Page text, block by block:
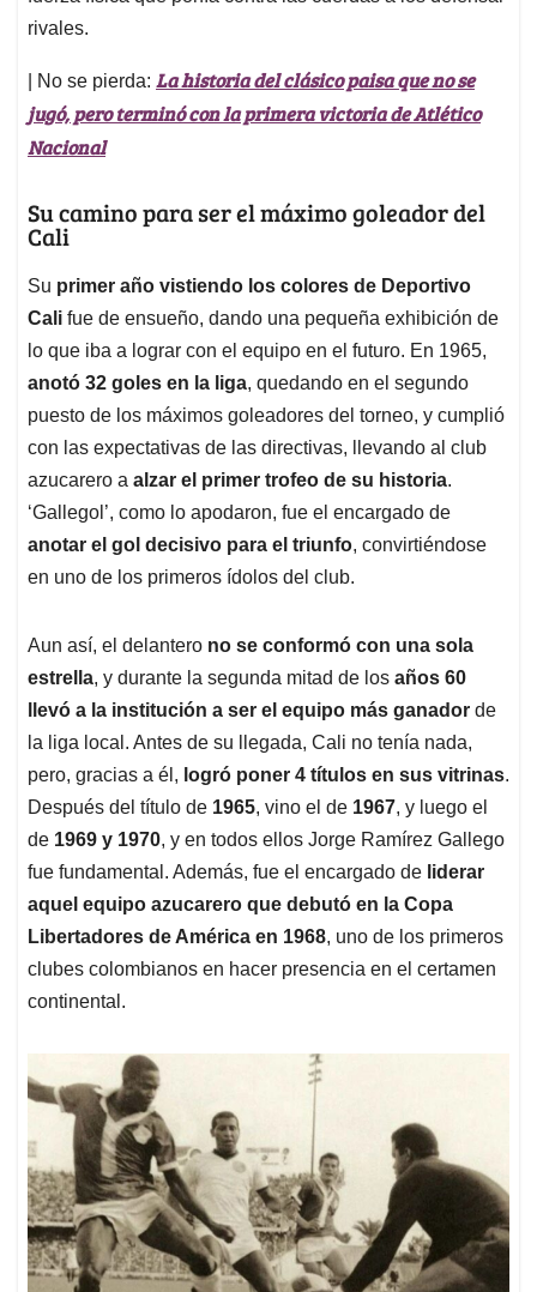
rivales.
| No se pierda: La historia del clásico paisa que no se
jugó, pero terminó con la primera victoria de Atlético
Nacional
Su camino para ser el máximo goleador del
Cali
Su primer año vistiendo los colores de Deportivo
Cali fue de ensueño, dando una pequeña exhibición de
lo que iba a lograr con el equipo en el futuro. En 1965,
anotó 32 goles en la liga, quedando en el segundo
puesto de los máximos goleadores del torneo, y cumplió
con las expectativas de las directivas, llevando al club
azucarero a alzar el primer trofeo de su historia.
‘Gallegol’, como lo apodaron, fue el encargado de
anotar el gol decisivo para el triunfo, convirtiéndose
en uno de los primeros ídolos del club.
Aun así, el delantero no se conformó con una sola
estrella, y durante la segunda mitad de los años 60
llevó a la institución a ser el equipo más ganador de
la liga local. Antes de su llegada, Cali no tenía nada,
pero, gracias a él, logró poner 4 títulos en sus vitrinas.
Después del título de 1965, vino el de 1967, y luego el
de 1969 y 1970, y en todos ellos Jorge Ramírez Gallego
fue fundamental. Además, fue el encargado de liderar
aquel equipo azucarero que debutó en la Copa
Libertadores de América en 1968, uno de los primeros
clubes colombianos en hacer presencia en el certamen
continental.